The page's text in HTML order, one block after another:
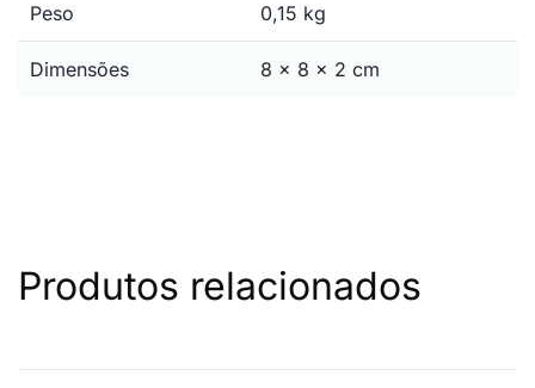
Peso 0,15 kg
Dimensões 8 × 8 × 2 cm
Produtos relacionados